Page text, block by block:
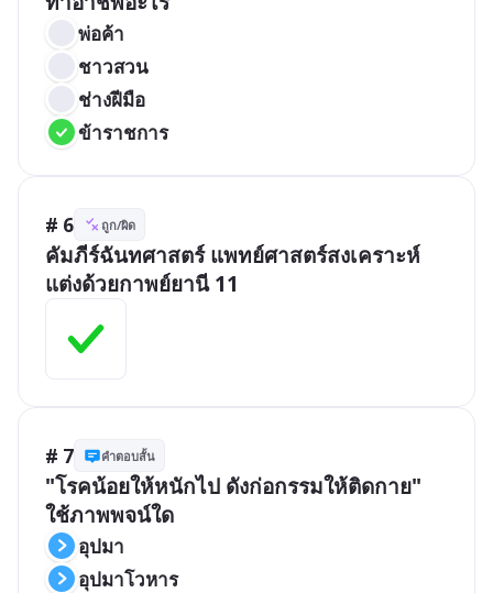
พ่อค้า
ชาวสวน
ช่างฝีมือ
ข้าราชการ
# 6 ถูก/ผิด
คัมภีร์ฉันทศาสตร์ แพทย์ศาสตร์สงเคราะห์
แต่งด้วยกาพย์ยานี 11
# 7 คำตอบสั้น
"โรคน้อยให้หนักไป ดังก่อกรรมให้ติดกาย"
ใช้ภาพพจน์ใด
อุปมา
อุปมาโวหาร